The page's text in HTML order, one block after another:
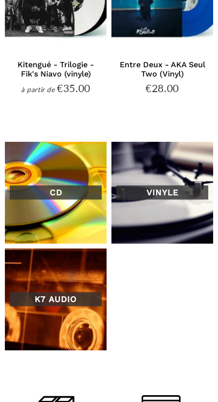
Kitengué - Trilogie -
Fik's Niavo (vinyle)
à partir dePrix
€35.00
Entre Deux - AKA Seul
Two (Vinyl)
Prix
€28.00
CD VINYLE
K7 AUDIO